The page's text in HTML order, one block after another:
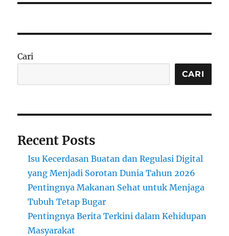
Cari
CARI
Recent Posts
Isu Kecerdasan Buatan dan Regulasi Digital
yang Menjadi Sorotan Dunia Tahun 2026
Pentingnya Makanan Sehat untuk Menjaga
Tubuh Tetap Bugar
Pentingnya Berita Terkini dalam Kehidupan
Masyarakat